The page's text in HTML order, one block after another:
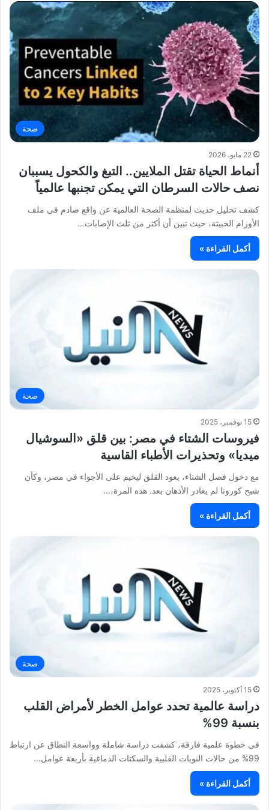
صحة
22 مايو، 2026
أنماط الحياة تقتل الملايين.. التبغ والكحول يسببان
نصف حالات السرطان التي يمكن تجنبها عالمياً
كشف تحليل حديث لمنظمة الصحة العالمية عن واقع صادم في ملف
الأورام الخبيثة، حيث تبين أن أكثر من ثلث الإصابات…
أكمل القراءة »
صحة
15 نوفمبر، 2025
فيروسات الشتاء في مصر: بين قلق «السوشيال
ميديا» وتحذيرات الأطباء القاسية
مع دخول فصل الشتاء، يعود القلق ليخيم على الأجواء في مصر، وكأن
شبح كورونا لم يغادر الأذهان بعد. هذه المرة،…
أكمل القراءة »
صحة
15 أكتوبر، 2025
دراسة عالمية تحدد عوامل الخطر لأمراض القلب
بنسبة 99%
في خطوة علمية فارقة، كشفت دراسة شاملة وواسعة النطاق عن ارتباط
99% من حالات النوبات القلبية والسكتات الدماغية بأربعة عوامل…
أكمل القراءة »